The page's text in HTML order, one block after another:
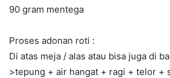
90 gram mentega
Proses adonan roti :
Di atas meja / alas atau bisa juga di
>tepung + air hangat + ragi + telor +